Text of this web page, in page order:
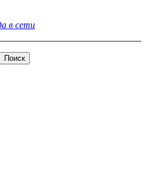
в сети